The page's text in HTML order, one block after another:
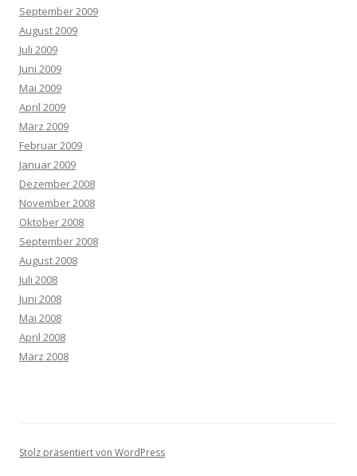
September 2009
August 2009
Juli 2009
Juni 2009
Mai 2009
April 2009
März 2009
Februar 2009
Januar 2009
Dezember 2008
November 2008
Oktober 2008
September 2008
August 2008
Juli 2008
Juni 2008
Mai 2008
April 2008
März 2008
Stolz präsentiert von WordPress